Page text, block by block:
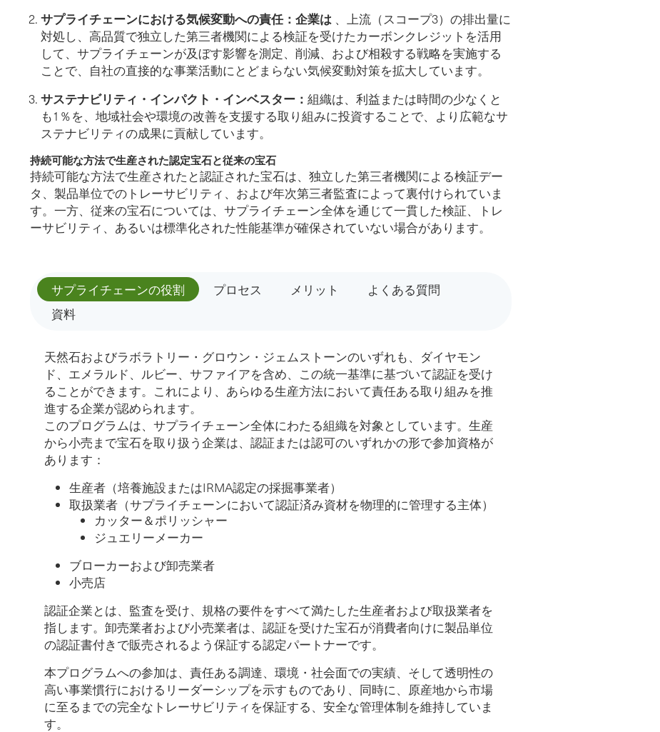
サプライチェーンにおける気候変動への責任：企業は 、上流（スコープ3）の排出量に
対処し、高品質で独立した第三者機関による検証を受けたカーボンクレジットを活用
して、サプライチェーンが及ぼす影響を測定、削減、および相殺する戦略を実施する
ことで、自社の直接的な事業活動にとどまらない気候変動対策を拡大しています。
サステナビリティ・インパクト・インベスター： 組織は、利益または時間の少なくと
も1％を、地域社会や環境の改善を支援する取り組みに投資することで、より広範なサ
ステナビリティの成果に貢献しています。
持続可能な方法で生産された認定宝石と従来の宝石
持続可能な方法で生産されたと認証された宝石は、独立した第三者機関による検証デー
タ、製品単位でのトレーサビリティ、および年次第三者監査によって裏付けられていま
す。一方、従来の宝石については、サプライチェーン全体を通じて一貫した検証、トレ
ーサビリティ、あるいは標準化された性能基準が確保されていない場合があります。
サプライチェーンの役割 プロセス メリット
よくある質問
資料
天然石およびラボラトリー・グロウン・ジェムストーンのいずれも、ダイヤモン
ド、エメラルド、ルビー、サファイアを含め、この統一基準に基づいて認証を受け
ることができます。これにより、あらゆる生産方法において責任ある取り組みを推
進する企業が認められます。
このプログラムは、サプライチェーン全体にわたる組織を対象としています。生産
から小売まで宝石を取り扱う企業は、認証または認可のいずれかの形で参加資格が
あります：
生産者（培養施設またはIRMA認定の採掘事業者）
取扱業者（サプライチェーンにおいて認証済み資材を物理的に管理する主体）
カッター＆ポリッシャー
ジュエリーメーカー
ブローカーおよび卸売業者
小売店
認証企業とは、監査を受け、規格の要件をすべて満たした生産者および取扱業者を
指します。卸売業者および小売業者は、認証を受けた宝石が消費者向けに製品単位
の認証書付きで販売されるよう保証する認定パートナーです。
本プログラムへの参加は、責任ある調達、環境・社会面での実績、そして透明性の
高い事業慣行におけるリーダーシップを示すものであり、同時に、原産地から市場
に至るまでの完全なトレーサビリティを保証する、安全な管理体制を維持していま
す。